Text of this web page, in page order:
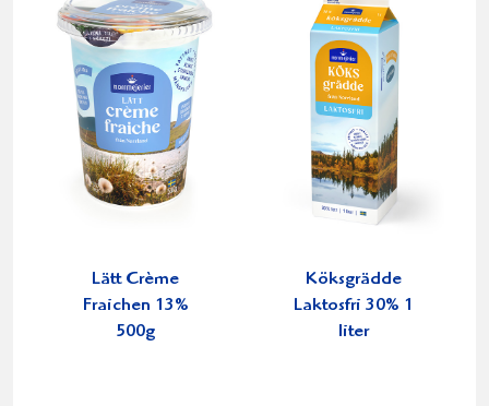
Lätt Crème
Fraichen 13%
500g
Köksgrädde
Laktosfri 30% 1
liter